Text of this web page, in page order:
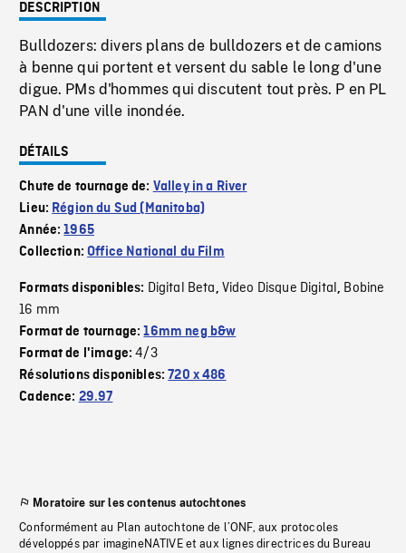
DESCRIPTION
Bulldozers: divers plans de bulldozers et de camions
à benne qui portent et versent du sable le long d'une
digue. PMs d'hommes qui discutent tout près. P en PL
PAN d'une ville inondée.
DÉTAILS
Chute de tournage de: Valley in a River
Lieu: Région du Sud (Manitoba)
Année:1965
Collection:Office National du Film
Formats disponibles: Digital Beta, Video Disque Digital, Bobine
16 mm
Format de tournage:16mm neg b&w
Format de l'image:4/3
Résolutions disponibles:720 x 486
Cadence: 29.97
Moratoire sur les contenus autochtones
Conformément au Plan autochtone de l’ONF, aux protocoles
développés par imagineNATIVE et aux lignes directrices du Bureau